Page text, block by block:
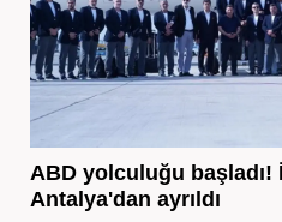
ABD yolculuğu başladı!
Antalya'dan ayrıldı